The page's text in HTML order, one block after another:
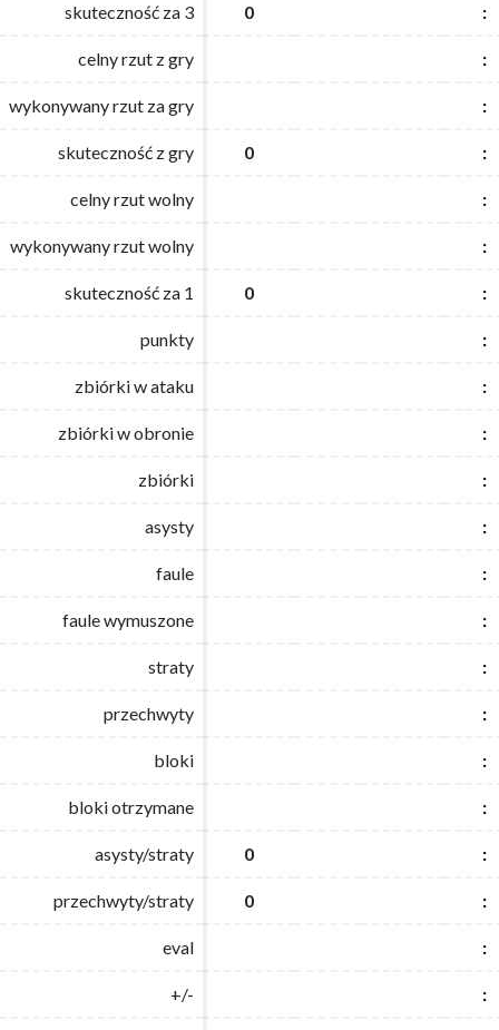
skuteczność za 3 0 :
celny rzut z gry :
wykonywany rzut za gry :
skuteczność z gry 0 :
celny rzut wolny :
wykonywany rzut wolny :
skuteczność za 1 0 :
punkty :
zbiórki w ataku :
zbiórki w obronie :
zbiórki :
asysty :
faule :
faule wymuszone :
straty :
przechwyty :
bloki :
bloki otrzymane :
asysty/straty 0 :
przechwyty/straty 0 :
eval :
+/- :
skuteczność za 3 0 :
celny rzut z gry :
wykonywany rzut za gry :
skuteczność z gry 0 :
celny rzut wolny :
wykonywany rzut wolny :
skuteczność za 1 0 :
punkty :
zbiórki w ataku :
zbiórki w obronie :
zbiórki :
asysty :
faule :
faule wymuszone :
straty :
przechwyty :
bloki :
bloki otrzymane :
asysty/straty 0 :
przechwyty/straty 0 :
eval :
+/- :